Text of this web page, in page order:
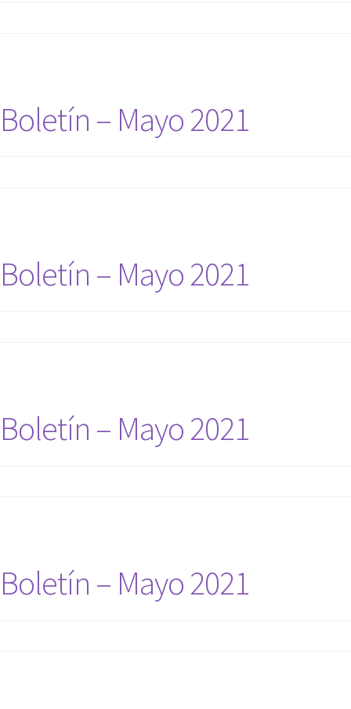
Boletín – Mayo 2021
Boletín – Mayo 2021
Boletín – Mayo 2021
Boletín – Mayo 2021